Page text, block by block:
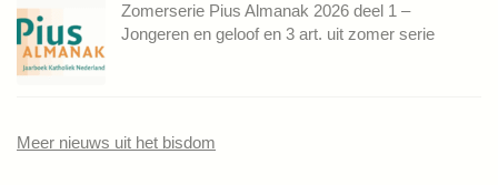
Zomerserie Pius Almanak 2026 deel 1 –
Jongeren en geloof en 3 art. uit zomer serie
Meer nieuws uit het bisdom